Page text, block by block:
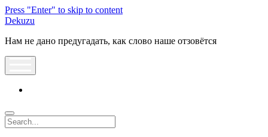
Press "Enter" to skip to content
Dekuzu
Нам не дано предугадать, как слово наше отзовётся
Search